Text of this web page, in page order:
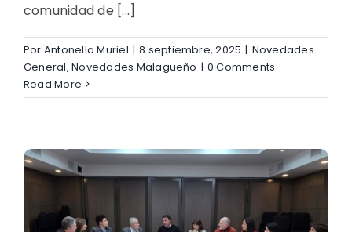
comunidad de [...]
Por Antonella Muriel | 8 septiembre, 2025 | Novedades
General,Novedades Malagueño | 0 Comments
Read More